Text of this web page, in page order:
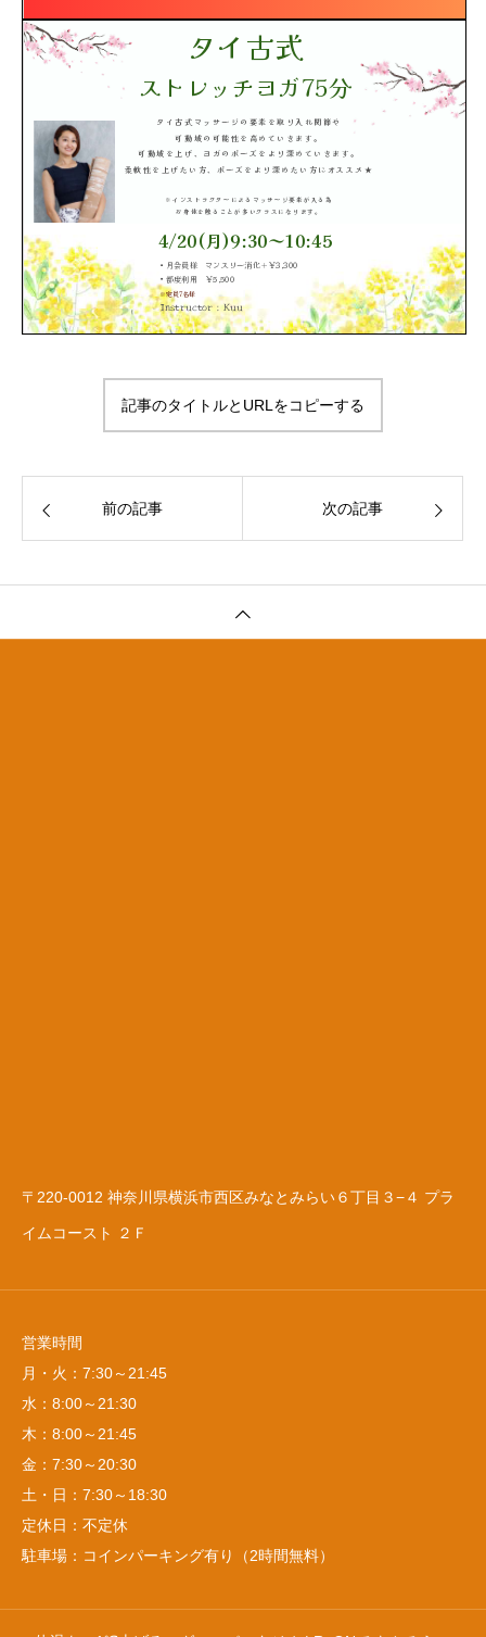
記事のタイトルとURLをコピーする
前の記事 次の記事
〒220-0012 神奈川県横浜市西区みなとみらい６丁目３−４ プラ
イムコースト ２Ｆ
営業時間
月・火：7:30～21:45
水：8:00～21:30
木：8:00～21:45
金：7:30～20:30
土・日：7:30～18:30
定休日：不定休
駐車場：コインパーキング有り（2時間無料）